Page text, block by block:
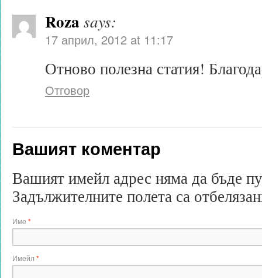
Roza says:
17 април, 2012 at 11:17
Отново полезна статия!
Отговор
Вашият коментар
Вашият имейл адрес няма да бъде
Задължителните полета са
Име *
Имейл *